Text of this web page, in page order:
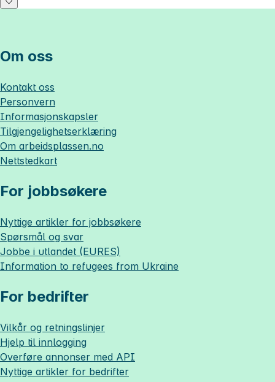
Om oss
Kontakt oss
Personvern
Informasjonskapsler
Tilgjengelighetserklæring
Om arbeidsplassen.no
Nettstedkart
For jobbsøkere
Nyttige artikler for jobbsøkere
Spørsmål og svar
Jobbe i utlandet (EURES)
Information to refugees from Ukraine
For bedrifter
Vilkår og retningslinjer
Hjelp til innlogging
Overføre annonser med API
Nyttige artikler for bedrifter